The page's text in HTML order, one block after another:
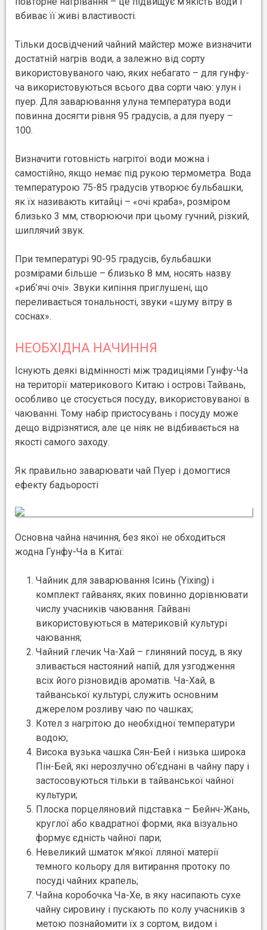
вбиває її живі властивості.
Тільки досвідчений чайний майстер може визначити
достатній нагрів води, а залежно від сорту
використовуваного чаю, яких небагато – для гунфу-
ча використовуються всього два сорти чаю: улун і
пуер. Для заварювання улуна температура води
повинна досягти рівня 95 градусів, а для пуеру –
100.
Визначити готовність нагрітої води можна і
самостійно, якщо немає під рукою термометра. Вода
температурою 75-85 градусів утворює бульбашки,
як їх називають китайці – «очі краба», розміром
близько 3 мм, створюючи при цьому гучний, різкий,
шиплячий звук.
При температурі 90-95 градусів, бульбашки
розмірами більше – близько 8 мм, носять назву
«риб’ячі очі». Звуки кипіння приглушені, що
переливається тональності, звуки «шуму вітру в
соснах».
НЕОБХІДНА НАЧИННЯ
Існують деякі відмінності між традиціями Гунфу-Ча
на території материкового Китаю і острові Тайвань,
особливо це стосується посуду, використовуваної в
чаюванні. Тому набір пристосувань і посуду може
дещо відрізнятися, але це ніяк не відбивається на
якості самого заходу.
Як правильно заварювати чай Пуер і домогтися
ефекту бадьорості
Основна чайна начиння, без якої не обходиться
жодна Гунфу-Ча в Китаї:
Чайник для заварювання Ісинь (Yixing) і
комплект гайванях, яких повинно дорівнювати
числу учасників чаювання. Гайвані
використовуються в материковій культурі
чаювання;
Чайний глечик Ча-Хай – глиняний посуд, в яку
зливається настояний напій, для узгодження
всіх його різновидів ароматів. Ча-Хай, в
тайванської культурі, служить основним
джерелом розливу чаю по чашках;
Котел з нагрітою до необхідної температури
водою;
Висока вузька чашка Сян-Бей і низька широка
Пін-Бей, які нерозлучно об’єднані в чайну пару і
застосовуються тільки в тайванської чайної
культури;
Плоска порцеляновий підставка – Бейнч-Жань,
круглої або квадратної форми, яка візуально
формує єдність чайної пари;
Невеликий шматок м’якої лляної матерії
темного кольору для витирання протоку по
посуді чайних крапель;
Чайна коробочка Ча-Хе, в яку насипають сухе
чайну сировину і пускають по колу учасників з
метою познайомити їх з сортом, видом і